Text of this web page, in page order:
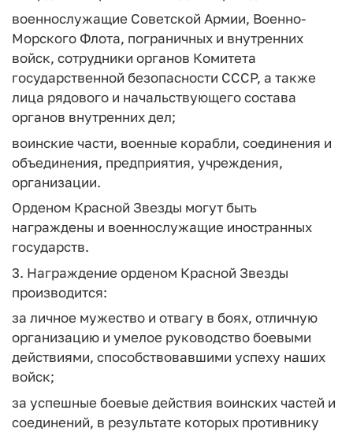
военнослужащие Советской Армии, Военно-
Морского Флота, пограничных и внутренних
войск, сотрудники органов Комитета
государственной безопасности СССР, а также
лица рядового и начальствующего состава
органов внутренних дел;
воинские части, военные корабли, соединения и
объединения, предприятия, учреждения,
организации.
Орденом Красной Звезды могут быть
награждены и военнослужащие иностранных
государств.
3. Награждение орденом Красной Звезды
производится:
за личное мужество и отвагу в боях, отличную
организацию и умелое руководство боевыми
действиями, способствовавшими успеху наших
войск;
за успешные боевые действия воинских частей и
соединений, в результате которых противнику